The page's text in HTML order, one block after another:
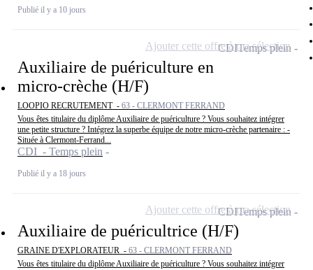
Publié il y a 10 jours
Auxiliaire de puériculture en
micro-crèche (H/F)
LOOPIO RECRUTEMENT - 63 - CLERMONT FERRAND
Vous êtes titulaire du diplôme Auxiliaire de puériculture ? Vous souhaitez intégrer
une petite structure ? Intégrez la superbe équipe de notre micro-crèche partenaire : -
Située à Clermont-Ferrand...
CDI - Temps plein
Publié il y a 18 jours
CDITemps plein
Ajouter cette offre à ma sélection
Auxiliaire de puéricultrice (H/F)
GRAINE D'EXPLORATEUR - 63 - CLERMONT FERRAND
Vous êtes titulaire du diplôme Auxiliaire de puériculture ? Vous souhaitez intégrer
CDITemps plein
Ajouter cette offre à ma sélection